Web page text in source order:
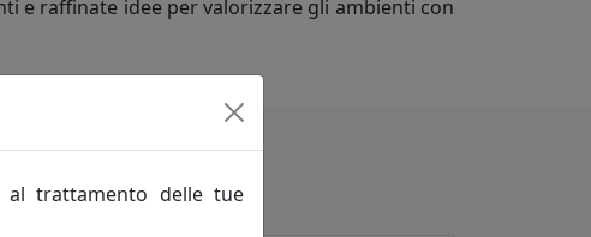
e raffinate idee per valorizzare gli ambienti con
al trattamento delle tue